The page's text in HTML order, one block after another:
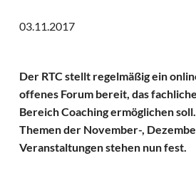
03.11.2017
Der RTC stellt regelmäßig ein
offenes Forum bereit, das
Bereich Coaching ermöglichen
Themen der November-,
Veranstaltungen stehen nun fest.